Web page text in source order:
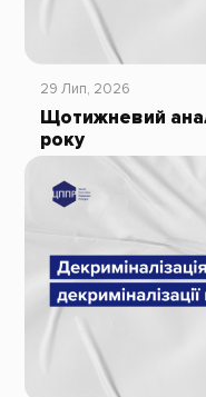
29 Лип, 2026
Щотижневий
року